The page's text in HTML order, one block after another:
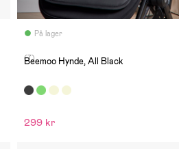
På lager
(7)
Beemoo Hynde, All Black
299 kr